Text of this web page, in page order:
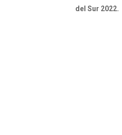
del Sur 2022.